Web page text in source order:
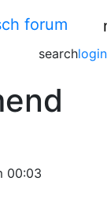
login
search
00:03